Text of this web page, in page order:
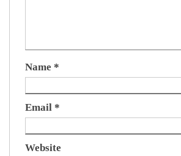
Name *
Email *
Website